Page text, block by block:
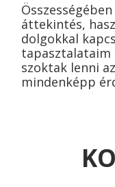
áttekintés,
dolgokkal
tapasztalataim
szoktak lenni
mindenképp